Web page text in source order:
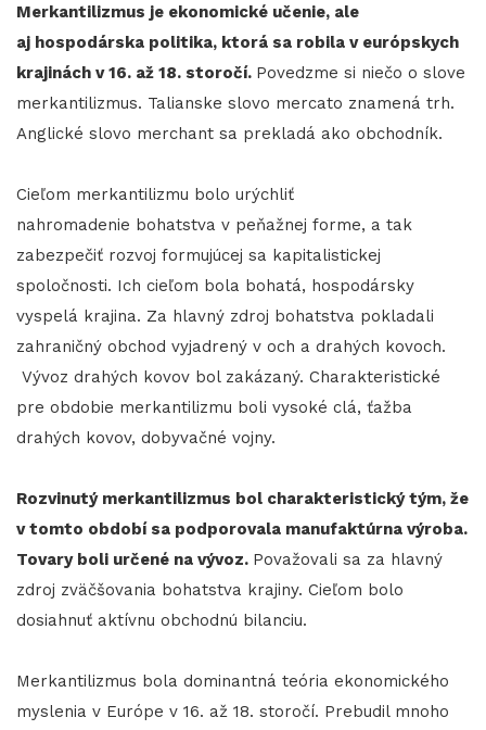
Merkantilizmus je ekonomické učenie, ale
aj hospodárska politika, ktorá sa robila v európskych
krajinách v 16. až 18. storočí. Povedzme si niečo o slove
merkantilizmus. Talianske slovo mercato znamená trh.
Anglické slovo merchant sa prekladá ako obchodník.
Cieľom merkantilizmu bolo urýchliť
nahromadenie bohatstva v peňažnej forme, a tak
zabezpečiť rozvoj formujúcej sa kapitalistickej
spoločnosti. Ich cieľom bola bohatá, hospodársky
vyspelá krajina. Za hlavný zdroj bohatstva pokladali
zahraničný obchod vyjadrený v och a drahých kovoch.
Vývoz drahých kovov bol zakázaný. Charakteristické
pre obdobie merkantilizmu boli vysoké clá, ťažba
drahých kovov, dobyvačné vojny.
Rozvinutý merkantilizmus bol charakteristický tým, že
v tomto období sa podporovala manufaktúrna výroba.
Tovary boli určené na vývoz. Považovali sa za hlavný
zdroj zväčšovania bohatstva krajiny. Cieľom bolo
dosiahnuť aktívnu obchodnú bilanciu.
Merkantilizmus bola dominantná teória ekonomického
myslenia v Európe v 16. až 18. storočí. Prebudil mnoho